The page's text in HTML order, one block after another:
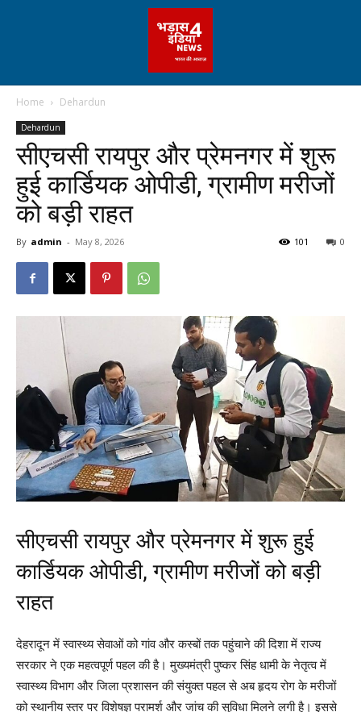
Home Dehardun
Dehardun
सीएचसी रायपुर और प्रेमनगर में शुरू
हुई कार्डियक ओपीडी, ग्रामीण मरीजों
को बड़ी राहत
By admin - May 8, 2026 0
101
सीएचसी रायपुर और प्रेमनगर में शुरू हुई
कार्डियक ओपीडी, ग्रामीण मरीजों को बड़ी
राहत
देहरादून में स्वास्थ्य सेवाओं को गांव और कस्बों तक पहुंचाने की दिशा में राज्य
सरकार ने एक महत्वपूर्ण पहल की है। मुख्यमंत्रीपुष्कर सिंह धामीके नेतृत्व में
स्वास्थ्य विभाग और जिला प्रशासन की संयुक्त पहल से अब हृदय रोग के मरीजों
को स्थानीय स्तर पर विशेषज्ञ परामर्श और जांच की सुविधा मिलने लगी है। इससे